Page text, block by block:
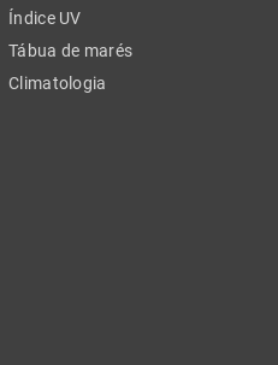
Índice UV
Tábua de marés
Climatologia